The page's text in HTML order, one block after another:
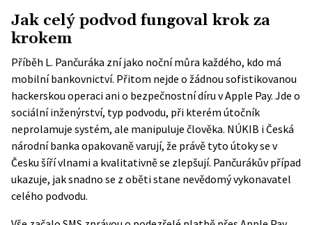
Jak celý podvod fungoval krok za
krokem
Příběh L. Pančuráka zní jako noční můra každého, kdo má
mobilní bankovnictví. Přitom nejde o žádnou sofistikovanou
hackerskou operaci ani o bezpečnostní díru v Apple Pay. Jde o
sociální inženýrství, typ podvodu, při kterém útočník
neprolamuje systém, ale manipuluje člověka. NÚKIB i Česká
národní banka opakovaně varují, že právě tyto útoky se v
Česku šíří vlnami a kvalitativně se zlepšují. Pančurákův případ
ukazuje, jak snadno se z oběti stane nevědomý vykonavatel
celého podvodu.